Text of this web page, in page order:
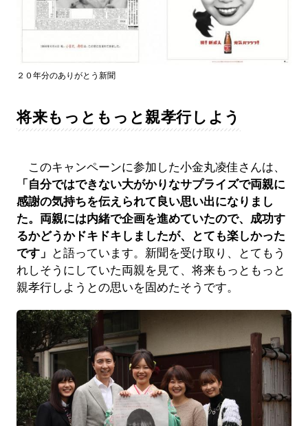
２０年分のありがとう新聞
将来もっともっと親孝行しよう
このキャンペーンに参加した小金丸凌佳さんは、
「自分ではできない大がかりなサプライズで両親に
感謝の気持ちを伝えられて良い思い出になりまし
た。両親には内緒で企画を進めていたので、成功す
るかどうかドキドキしましたが、とても楽しかった
です」
と語っています。新聞を受け取り、とてもう
れしそうにしていた両親を見て、将来もっともっと
親孝行しようとの思いを固めたそうです。